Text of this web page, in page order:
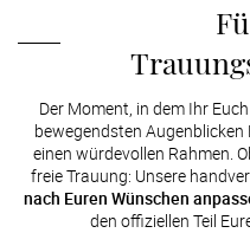
Der Moment, in dem Ihr
bewegendsten
einen würdevollen Rahmen.
freie Trauung: Unsere
nach Euren Wünschen
den offiziellen Teil